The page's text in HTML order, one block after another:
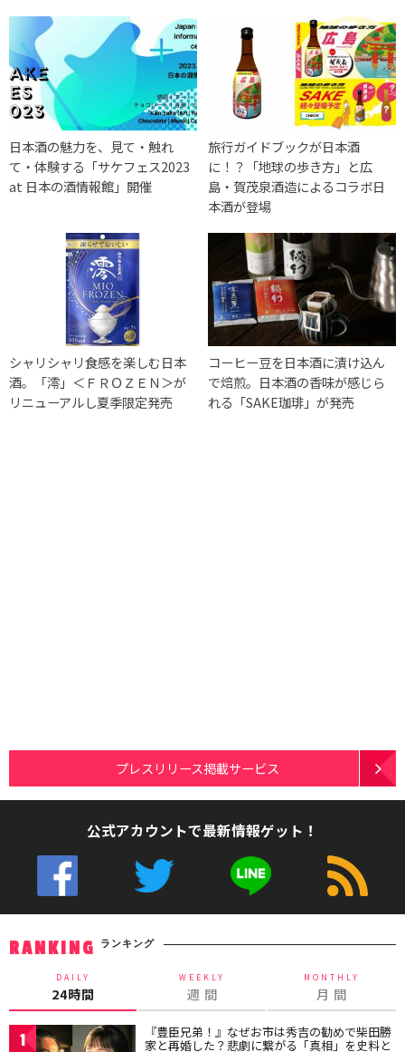
日本酒の魅力を、見て・触れ
て・体験する「サケフェス2023
at 日本の酒情報館」開催
旅行ガイドブックが日本酒
に！？「地球の歩き方」と広
島・賀茂泉酒造によるコラボ日
本酒が登場
シャリシャリ食感を楽しむ日本
酒。「澪」＜ＦＲＯＺＥＮ＞が
リニューアルし夏季限定発売
コーヒー豆を日本酒に漬け込ん
で焙煎。日本酒の香味が感じら
れる「SAKE珈琲」が発売
プレスリリース掲載サービス
公式アカウントで最新情報ゲット！
RANKING ランキング
DAILY
24時間
WEEKLY
週 間
MONTHLY
月 間
1 『豊臣兄弟！』なぜお市は秀吉の勧めで柴田勝
家と再婚した？悲劇に繋がる「真相」を史料と